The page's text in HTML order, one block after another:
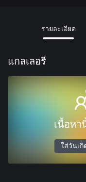
รายละเอียด
แกลเลอรี
เนื้อหา
ใส่วันเ